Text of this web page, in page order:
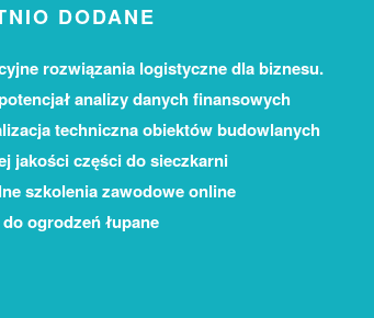
DODANE
rozwiązania logistyczne dla biznesu.
analizy danych finansowych
techniczna obiektów budowlanych
jakości części do sieczkarni
szkolenia zawodowe online
ogrodzeń łupane